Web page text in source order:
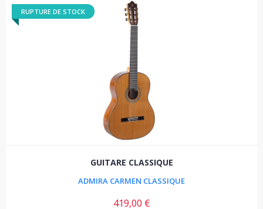
RUPTURE DE STOCK
GUITARE CLASSIQUE
ADMIRA CARMEN CLASSIQUE
419,00 €